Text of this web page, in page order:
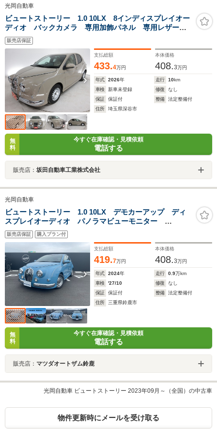
光岡自動車
ビュートストーリー 1.0 10LX 8インディスプレイオー
ディオ バックカメラ 専用加飾パネル 専用レザーシ
ート 光岡フロアマット
販売店保証
支払総額
433.4万円
本体価格
408.3万円
年式 2026年 走行 10km
車検
新車未登録 修復
なし
保証
保証付 整備
法定整備付
住所
埼玉県深谷市
無
料
今すぐ在庫確認・見積依頼
電話する
販売店： 坂田自動車工業株式会社
光岡自動車
ビュートストーリー 1.0 10LX デモカーアップ ディ
スプレイオーディオ パノラマビューモニター
Bluetooth LEDヘッドランプ HDMI接続 オートライ
ト ETC 専用レザーシート 専用インテリアパネル
販売店保証 購入プラン付
支払総額
419.7万円
本体価格
408.3万円
年式 2024年 走行 0.9万km
車検
'27/10 修復
なし
保証
保証付 整備
法定整備付
住所
三重県鈴鹿市
無
料
今すぐ在庫確認・見積依頼
電話する
販売店： マツダオートザム鈴鹿
光岡自動車 ビュートストーリー 2023年09月～（全国）の中古車
物件更新時にメールを受け取る